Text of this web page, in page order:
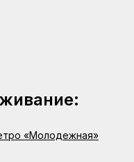
«Молодежная»